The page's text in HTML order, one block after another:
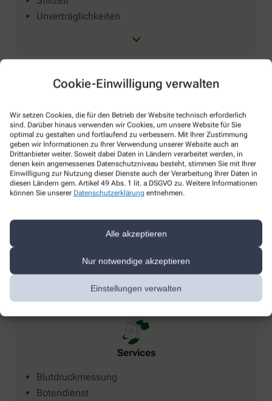
Cookie-Einwilligung verwalten
Wir setzen Cookies, die für den Betrieb der Website technisch erforderlich
sind. Darüber hinaus verwenden wir Cookies, um unsere Website für Sie
optimal zu gestalten und fortlaufend zu verbessern. Mit Ihrer Zustimmung
geben wir Informationen zu Ihrer Verwendung unserer Website auch an
Drittanbieter weiter. Soweit dabei Daten in Ländern verarbeitet werden, in
denen kein angemessenes Datenschutzniveau besteht, stimmen Sie mit Ihrer
Einwilligung zur Nutzung dieser Dienste auch der Verarbeitung Ihrer Daten in
diesen Ländern gem. Artikel 49 Abs. 1 lit. a DSGVO zu. Weitere Informationen
können Sie unserer Datenschutzerklärung entnehmen.
Alle akzeptieren
Nur notwendige akzeptieren
Einstellungen verwalten
Unverträglichkeiten
Eigenherstellung
Defekturen
Homöopathie
Kosmetika
Salben
Kapseln/Tabletten/Pillen
Services
Blutdruckmessung
Botendienst